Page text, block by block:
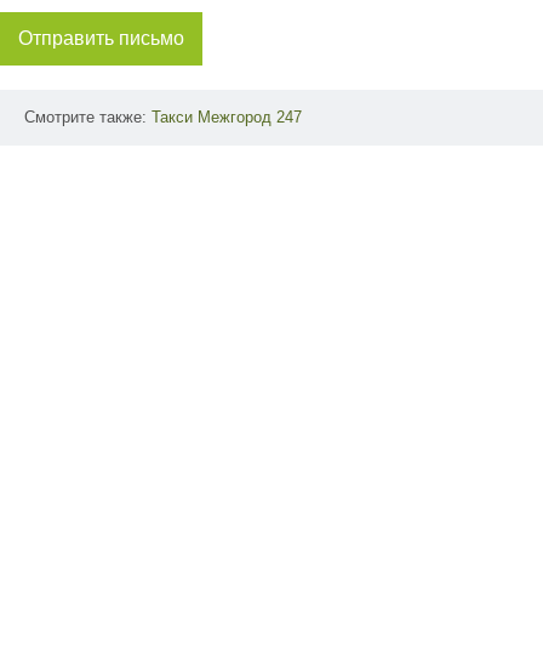
Отправить письмо
Смотрите также: Такси Межгород 247